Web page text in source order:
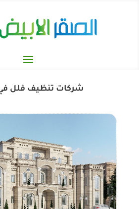
شركات تنظيف فلل